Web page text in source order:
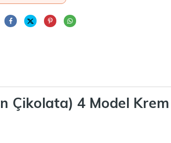
Çikolata) 4 Model